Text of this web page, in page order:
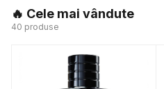
🔥 Cele mai vândute
40 produse